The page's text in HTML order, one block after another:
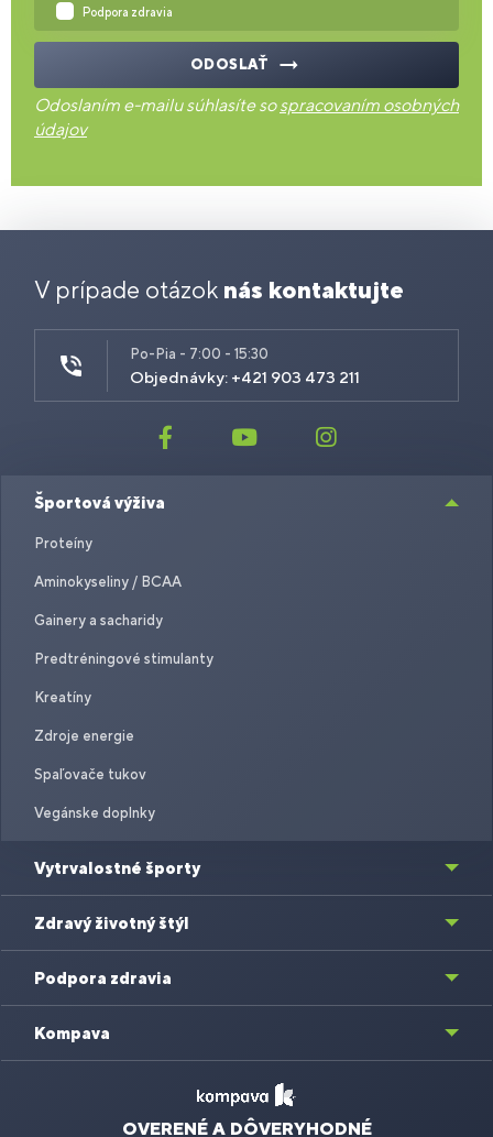
Podpora zdravia
ODOSLAŤ
Odoslaním e-mailu súhlasíte sospracovaním osobných
údajov
V prípade otázok nás kontaktujte
Po-Pia - 7:00 - 15:30
Objednávky: +421 903 473 211
Športová výživa
Proteíny
Aminokyseliny / BCAA
Gainery a sacharidy
Predtréningové stimulanty
Kreatíny
Zdroje energie
Spaľovače tukov
Vegánske doplnky
Vytrvalostné športy
Zdravý životný štýl
Podpora zdravia
Kompava
OVERENÉ A DÔVERYHODNÉ